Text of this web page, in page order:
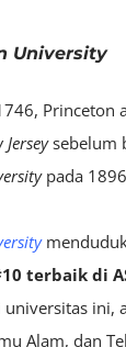
University
Princeton
sebelum
pada
terbaik di
universitas ini,
Alam, dan